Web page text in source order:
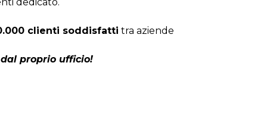
clienti soddisfatti tra aziende
proprio ufficio!